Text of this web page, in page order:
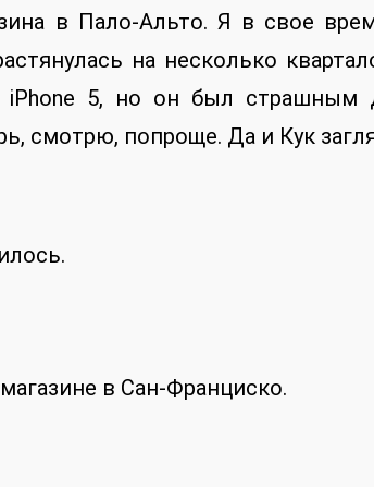
в Пало-Альто. Я в свое
на несколько
iPhone 5, но он был страшным
смотрю, попроще. Да и Кук
в Сан-Франциско.